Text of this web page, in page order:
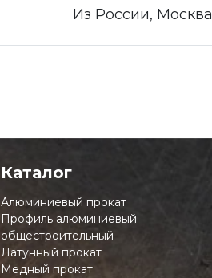
Из России, Москва
Каталог
Алюминиевый прокат
Профиль алюминиевый
общестроительный
Латунный прокат
Медный прокат